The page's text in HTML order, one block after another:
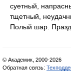
суетный,
тщетный,
Полый шар.
© Академик, 2000-2026
Обратная связь: